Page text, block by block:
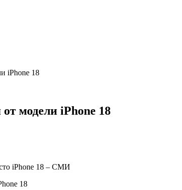
iPhone 18
модели iPhone 18
iPhone 18 – СМИ